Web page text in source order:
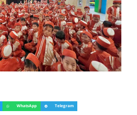
WhatsApp Telegram